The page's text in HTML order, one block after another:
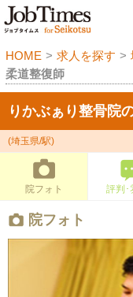
HOME > 求人を探す >
柔道整復師
りかぶぁり整骨院
(埼玉県/駅)
院フォト 評判･
院フォト